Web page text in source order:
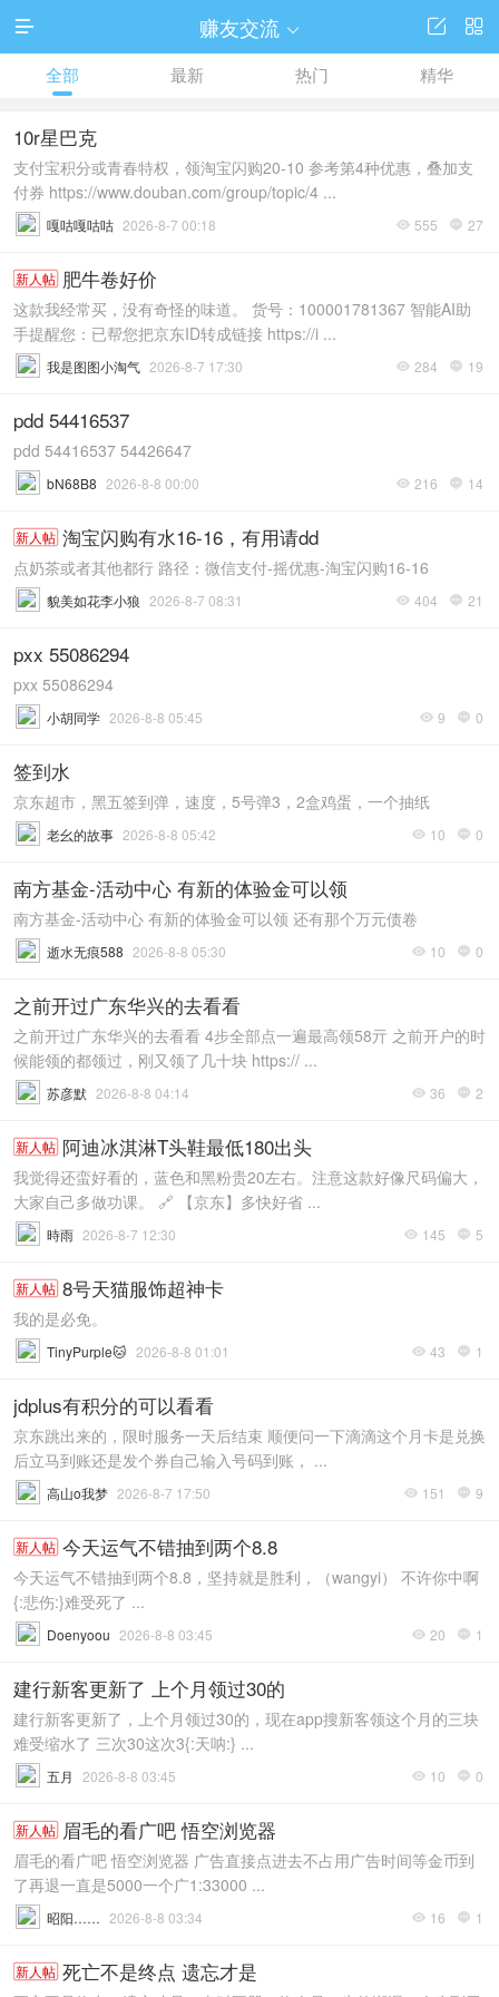
 赚友交流  

全部 最新 热门 精华
10r星巴克
支付宝积分或青春特权，领淘宝闪购20-10 参考第4种优惠，叠加支
付券 https://www.douban.com/group/topic/4 ...
 555  27
嘎咕嘎咕咕 2026-8-7 00:18
新人帖 肥牛卷好价
这款我经常买，没有奇怪的味道。 货号：100001781367 智能AI助
手提醒您：已帮您把京东ID转成链接 https://i ...
 284  19
我是图图小淘气 2026-8-7 17:30
pdd 54416537
pdd 54416537 54426647
 216  14
bN68B8 2026-8-8 00:00
新人帖 淘宝闪购有水16-16，有用请dd
点奶茶或者其他都行 路径：微信支付-摇优惠-淘宝闪购16-16
 404  21
貌美如花李小狼 2026-8-7 08:31
pxx 55086294
pxx 55086294
 9  0
小胡同学 2026-8-8 05:45
签到水
京东超市，黑五签到弹，速度，5号弹3，2盒鸡蛋，一个抽纸
 10  0
老幺的故事 2026-8-8 05:42
南方基金-活动中心 有新的体验金可以领
南方基金-活动中心 有新的体验金可以领 还有那个万元债卷
 10  0
逝水无痕588 2026-8-8 05:30
之前开过广东华兴的去看看
之前开过广东华兴的去看看 4步全部点一遍最高领58亓 之前开户的时
候能领的都领过，刚又领了几十块 https:// ...
 36  2
苏彦默 2026-8-8 04:14
新人帖 阿迪冰淇淋T头鞋最低180出头
我觉得还蛮好看的，蓝色和黑粉贵20左右。注意这款好像尺码偏大，
大家自己多做功课。 🔗 【京东】多快好省 ...
 145  5
時雨 2026-8-7 12:30
新人帖 8号天猫服饰超神卡
我的是必免。
 43  1
TinyPurple🐱 2026-8-8 01:01
jdplus有积分的可以看看
京东跳出来的，限时服务一天后结束 顺便问一下滴滴这个月卡是兑换
后立马到账还是发个券自己输入号码到账， ...
 151  9
高山o我梦 2026-8-7 17:50
新人帖 今天运气不错抽到两个8.8
今天运气不错抽到两个8.8，坚持就是胜利，（wangyi） 不许你中啊
{:悲伤:}难受死了 ...
 20  1
Doenyoou 2026-8-8 03:45
建行新客更新了 上个月领过30的
建行新客更新了，上个月领过30的，现在app搜新客领这个月的三块
难受缩水了 三次30这次3{:天呐:} ...
 10  0
五月 2026-8-8 03:45
新人帖 眉毛的看广吧 悟空浏览器
眉毛的看广吧 悟空浏览器 广告直接点进去不占用广告时间等金币到
了再退一直是5000一个广1:33000 ...
 16  1
昭阳…… 2026-8-8 03:34
新人帖 死亡不是终点 遗忘才是